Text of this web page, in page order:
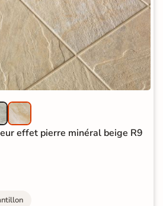
effet pierre minéral beige R9